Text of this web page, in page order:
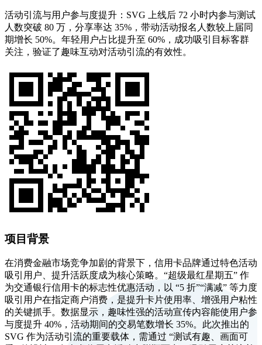
活动引流与用户参与度提升：SVG 上线后 72 小时内参与测试
人数突破 80 万，分享率达 35%，带动活动报名人数较上届同
期增长 50%。年轻用户占比提升至 60%，成功吸引目标客群
关注，验证了趣味互动对活动引流的有效性。
项目背景
在消费金融市场竞争加剧的背景下，信用卡品牌通过特色活动
吸引用户、提升活跃度成为核心策略。“超级最红星期五” 作
为交通银行信用卡的标志性优惠活动，以 “5 折”“满减” 等力度
吸引用户在指定商户消费，是提升卡片使用率、增强用户粘性
的关键抓手。数据显示，趣味性强的活动宣传内容能使用户参
与度提升 40%，活动期间的交易笔数增长 35%。此次推出的
SVG 作为活动引流的重要载体，需通过 “测试有趣、画面可